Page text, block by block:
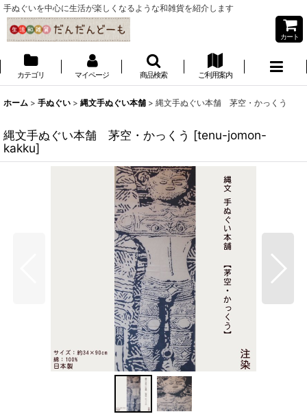
手ぬぐいを中心に生活が楽しくなるような和雑貨を紹介します
カート
カテゴリ マイページ 商品検索 ご利用案内
ホーム > 手ぬぐい > 縄文手ぬぐい本舗 > 縄文手ぬぐい本舗 茅空・かっくう
縄文手ぬぐい本舗 茅空・かっくう [tenu-jomon-
kakku]